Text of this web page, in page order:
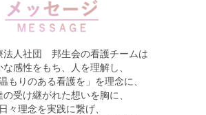
法人社団 邦生会の看護チームは
な感性をもち、人を理解し、
もりのある看護を」を理念に、
の受け継がれた想いを胸に、
日々理念を実践に繋げ、